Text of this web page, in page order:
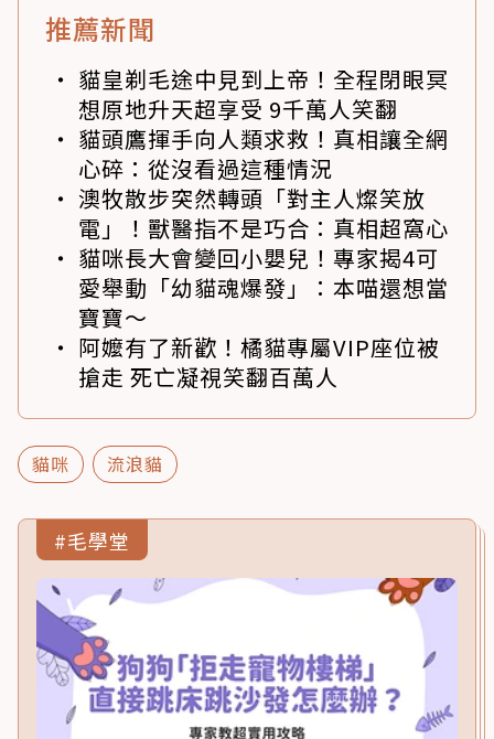
推薦新聞
貓皇剃毛途中見到上帝！全程閉眼冥
想原地升天超享受 9千萬人笑翻
貓頭鷹揮手向人類求救！真相讓全網
心碎：從沒看過這種情況
澳牧散步突然轉頭「對主人燦笑放
電」！獸醫指不是巧合：真相超窩心
貓咪長大會變回小嬰兒！專家揭4可
愛舉動「幼貓魂爆發」：本喵還想當
寶寶～
阿嬤有了新歡！橘貓專屬VIP座位被
搶走 死亡凝視笑翻百萬人
貓咪 流浪貓
#毛學堂